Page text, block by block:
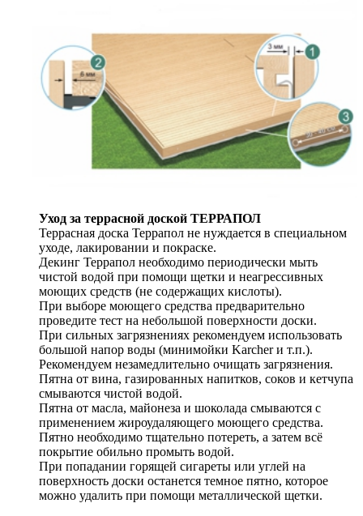
Уход за террасной доской ТЕРРАПОЛ
Террасная доска Террапол не нуждается в специальном
уходе, лакировании и покраске.
Декинг Террапол необходимо периодически мыть
чистой водой при помощи щетки и неагрессивных
моющих средств (не содержащих кислоты).
При выборе моющего средства предварительно
проведите тест на небольшой поверхности доски.
При сильных загрязнениях рекомендуем использовать
большой напор воды (минимойки Karcher и т.п.).
Рекомендуем незамедлительно очищать загрязнения.
Пятна от вина, газированных напитков, соков и кетчупа
смываются чистой водой.
Пятна от масла, майонеза и шоколада смываются с
применением жироудаляющего моющего средства.
Пятно необходимо тщательно потереть, а затем всё
покрытие обильно промыть водой.
При попадании горящей сигареты или углей на
поверхность доски останется темное пятно, которое
можно удалить при помощи металлической щетки.